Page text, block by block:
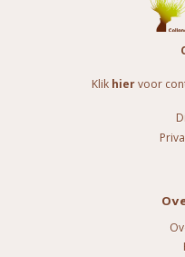
Klik hier voor